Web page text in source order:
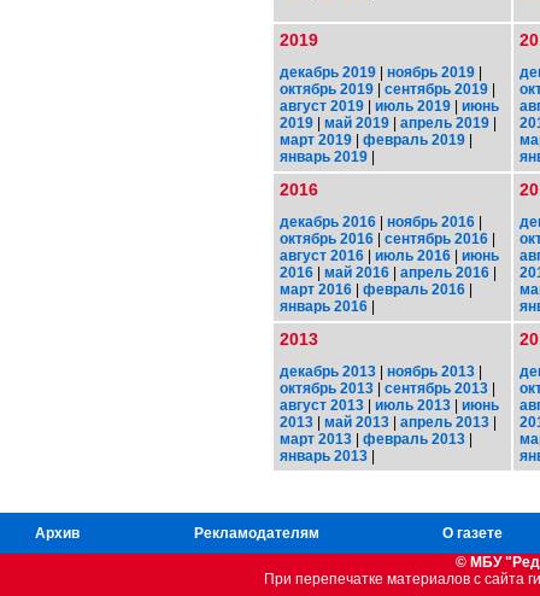
2019
декабрь 2019 | ноябрь 2019 |
октябрь 2019 | сентябрь 2019 |
август 2019 | июль 2019 | июнь
2019 | май 2019 | апрель 2019 |
март 2019 | февраль 2019 |
январь 2019 |
2016
декабрь 2016 | ноябрь 2016 |
октябрь 2016 | сентябрь 2016 |
август 2016 | июль 2016 | июнь
2016 | май 2016 | апрель 2016 |
март 2016 | февраль 2016 |
январь 2016 |
2013
декабрь 2013 | ноябрь 2013 |
октябрь 2013 | сентябрь 2013 |
август 2013 | июль 2013 | июнь
2013 | май 2013 | апрель 2013 |
март 2013 | февраль 2013 |
январь 2013 |
Архив Рекламодателям
О газете
© МБУ
При перепечатке материалов c сайта